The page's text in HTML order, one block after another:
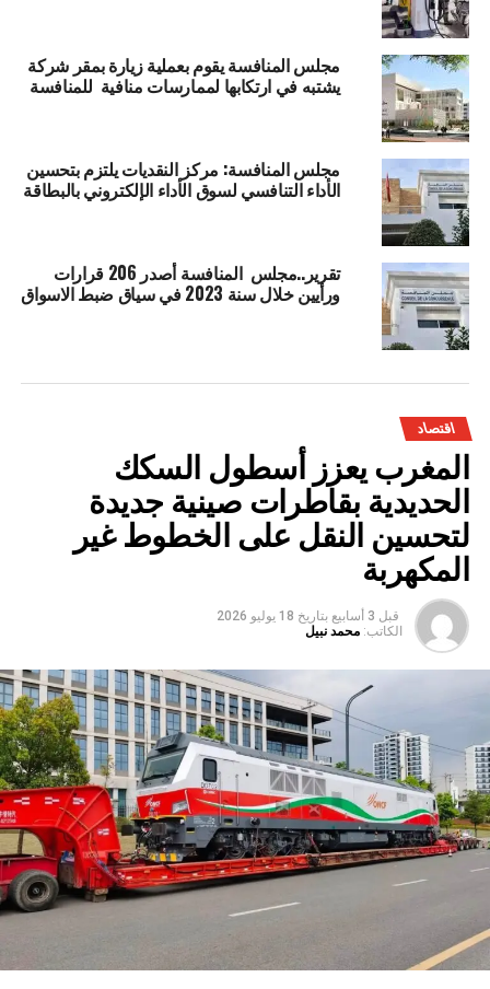
مجلس المنافسة يقوم بعملية زيارة بمقر شركة
يشتبه في ارتكابها لممارسات منافية للمنافسة
مجلس المنافسة: مركز النقديات يلتزم بتحسين
الأداء التنافسي لسوق الأداء الإلكتروني بالبطاقة
تقرير..مجلس المنافسة أصدر 206 قرارات
ورأيين خلال سنة 2023 في سياق ضبط الاسواق
اقتصاد
المغرب يعزز أسطول السكك
الحديدية بقاطرات صينية جديدة
لتحسين النقل على الخطوط غير
المكهربة
قبل 3 أسابيع بتاريخ 18 يوليو 2026
الكاتب: محمد نبيل